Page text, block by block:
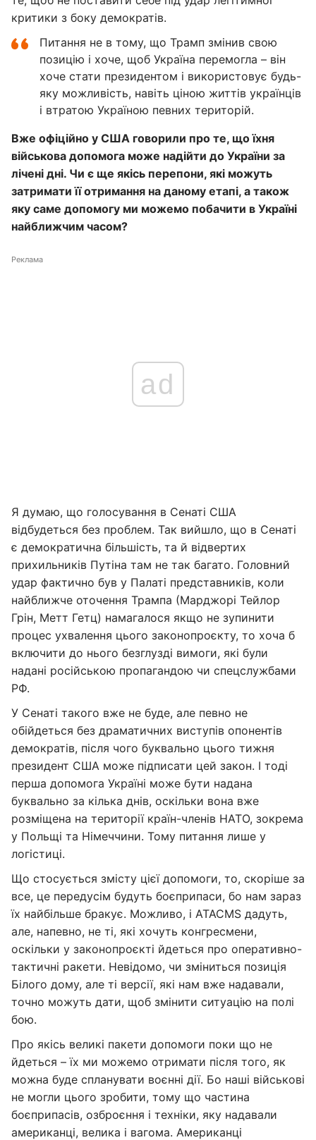
критики з боку демократів.
Питання не в тому, що Трамп змінив свою
позицію і хоче, щоб Україна перемогла – він
хоче стати президентом і використовує будь-
яку можливість, навіть ціною життів українців
і втратою Україною певних територій.
Вже офіційно у США говорили про те, що їхня
військова допомога може надійти до України за
лічені дні. Чи є ще якісь перепони, які можуть
затримати її отримання на даному етапі, а також
яку саме допомогу ми можемо побачити в Україні
найближчим часом?
Реклама
ad
Я думаю, що голосування в Сенаті США
відбудеться без проблем. Так вийшло, що в Сенаті
є демократична більшість, та й відвертих
прихильників Путіна там не так багато. Головний
удар фактично був у Палаті представників, коли
найближче оточення Трампа (Марджорі Тейлор
Грін, Метт Гетц) намагалося якщо не зупинити
процес ухвалення цього законопроєкту, то хоча б
включити до нього безглузді вимоги, які були
надані російською пропагандою чи спецслужбами
РФ.
У Сенаті такого вже не буде, але певно не
обійдеться без драматичних виступів опонентів
демократів, після чого буквально цього тижня
президент США може підписати цей закон. І тоді
перша допомога Україні може бути надана
буквально за кілька днів, оскільки вона вже
розміщена на території країн-членів НАТО, зокрема
у Польщі та Німеччини. Тому питання лише у
логістиці.
Що стосується змісту цієї допомоги, то, скоріше за
все, це передусім будуть боєприпаси, бо нам зараз
їх найбільше бракує. Можливо, і ATACMS дадуть,
але, напевно, не ті, які хочуть конгресмени,
оскільки у законопроєкті йдеться про оперативно-
тактичні ракети. Невідомо, чи зміниться позиція
Білого дому, але ті версії, які нам вже надавали,
точно можуть дати, щоб змінити ситуацію на полі
бою.
Про якісь великі пакети допомоги поки що не
йдеться – їх ми можемо отримати після того, як
можна буде спланувати воєнні дії. Бо наші військові
не могли цього зробити, тому що частина
боєприпасів, озброєння і техніки, яку надавали
американці, велика і вагома. Американці